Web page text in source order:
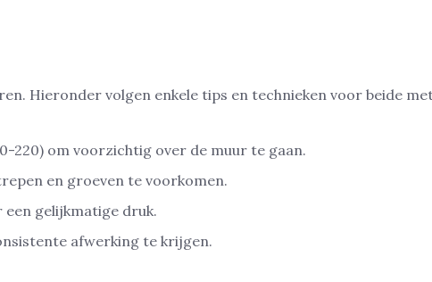
Hieronder volgen enkele tips en technieken voor beide
220) om voorzichtig over de muur te gaan.
en groeven te voorkomen.
een gelijkmatige druk.
afwerking te krijgen.